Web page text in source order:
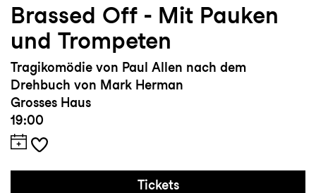
Brassed Off - Mit Pauken
und Trompeten
Tragikomödie von Paul Allen nach dem
Drehbuch von Mark Herman
Grosses Haus
19:00
Tickets